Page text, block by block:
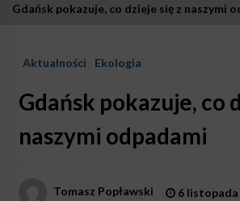
Gdańsk pokazuje, co dzieje się z naszymi
Aktualności Ekologia
Gdańsk pokazuje, co
naszymi odpadami
Tomasz Popławski 6 listopada